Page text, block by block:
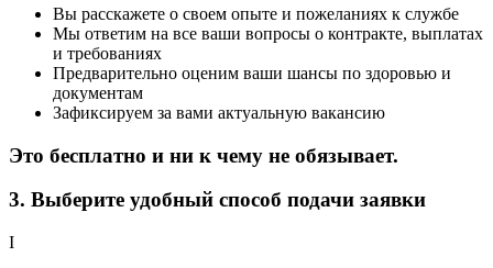
Вы расскажете о своем опыте и пожеланиях к службе
Мы ответим на все ваши вопросы о контракте, выплатах
и требованиях
Предварительно оценим ваши шансы по здоровью и
документам
Зафиксируем за вами актуальную вакансию
Это бесплатно и ни к чему не обязывает.
3. Выберите удобный способ подачи заявки
I